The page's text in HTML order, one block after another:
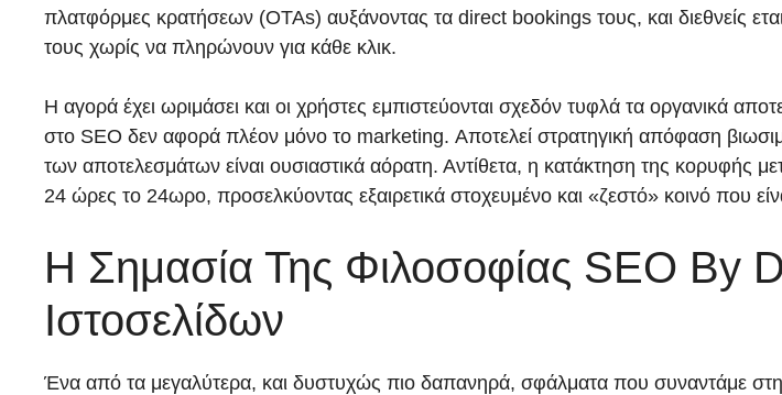
πλατφόρμες κρατήσεων (OTAs) αυξάνοντας τα direct bookings τους, και διεθνείς
τους χωρίς να πληρώνουν για κάθε κλικ.
Η αγορά έχει ωριμάσει και οι χρήστες εμπιστεύονται σχεδόν τυφλά τα οργανικά
στο SEO δεν αφορά πλέον μόνο το marketing. Αποτελεί στρατηγική απόφαση
των αποτελεσμάτων είναι ουσιαστικά αόρατη. Αντίθετα, η κατάκτηση της κορυφής
24 ώρες το 24ωρο, προσελκύοντας εξαιρετικά στοχευμένο και «ζεστό» κοινό που
Η Σημασία Της Φιλοσοφίας SEO By
Ιστοσελίδων
Ένα από τα μεγαλύτερα, και δυστυχώς πιο δαπανηρά, σφάλματα που συναντάμε